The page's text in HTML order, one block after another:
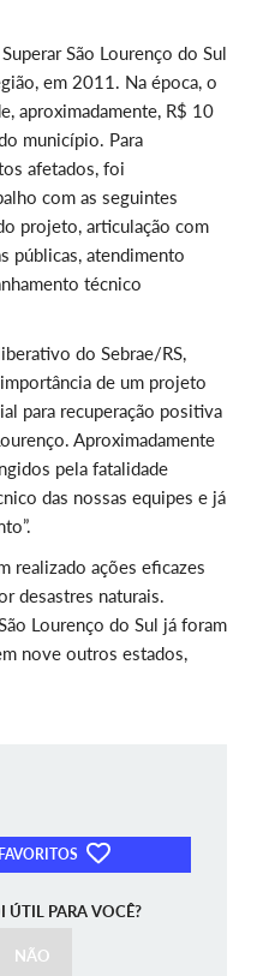
São Lourenço do Sul
em 2011. Na época, o
aproximadamente, R$ 10
município. Para
afetados, foi
com as seguintes
projeto, articulação com
públicas, atendimento
técnico
do Sebrae/RS,
de um projeto
para recuperação positiva
Aproximadamente
pela fatalidade
das nossas equipes e já
realizado ações eficazes
desastres naturais.
Lourenço do Sul já foram
nove outros estados,
ÚTIL PARA VOCÊ?
NÃO